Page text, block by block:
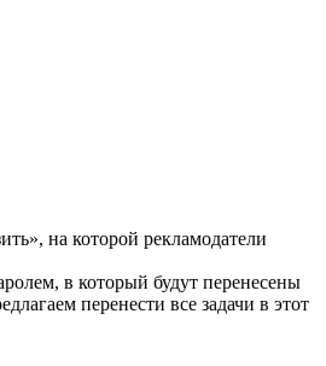
на которой рекламодатели
в который будут перенесены
перенести все задачи в этот